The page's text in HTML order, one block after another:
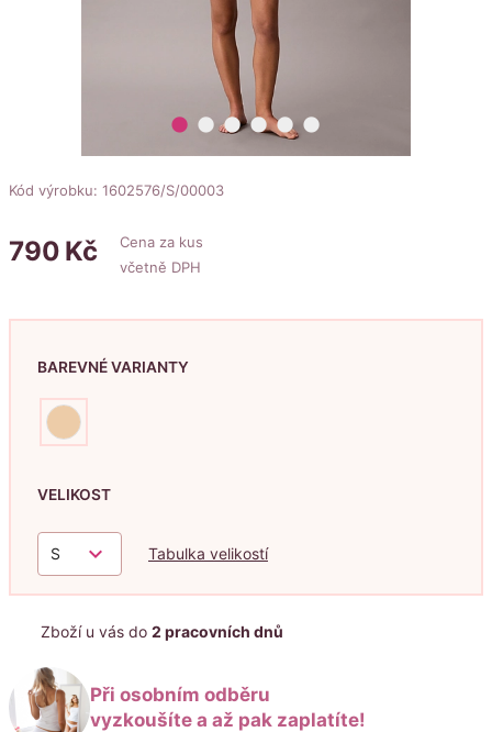
lens lens lens lens lens lens
Kód výrobku: 1602576/S/00003
790 Kč
Cena za kus
včetně DPH
BAREVNÉ VARIANTY
VELIKOST
S keyboard_arrow_down Tabulka velikostí
Zboží u vás do 2 pracovních dnů
Při osobním odběru
vyzkoušíte a až pak zaplatíte!